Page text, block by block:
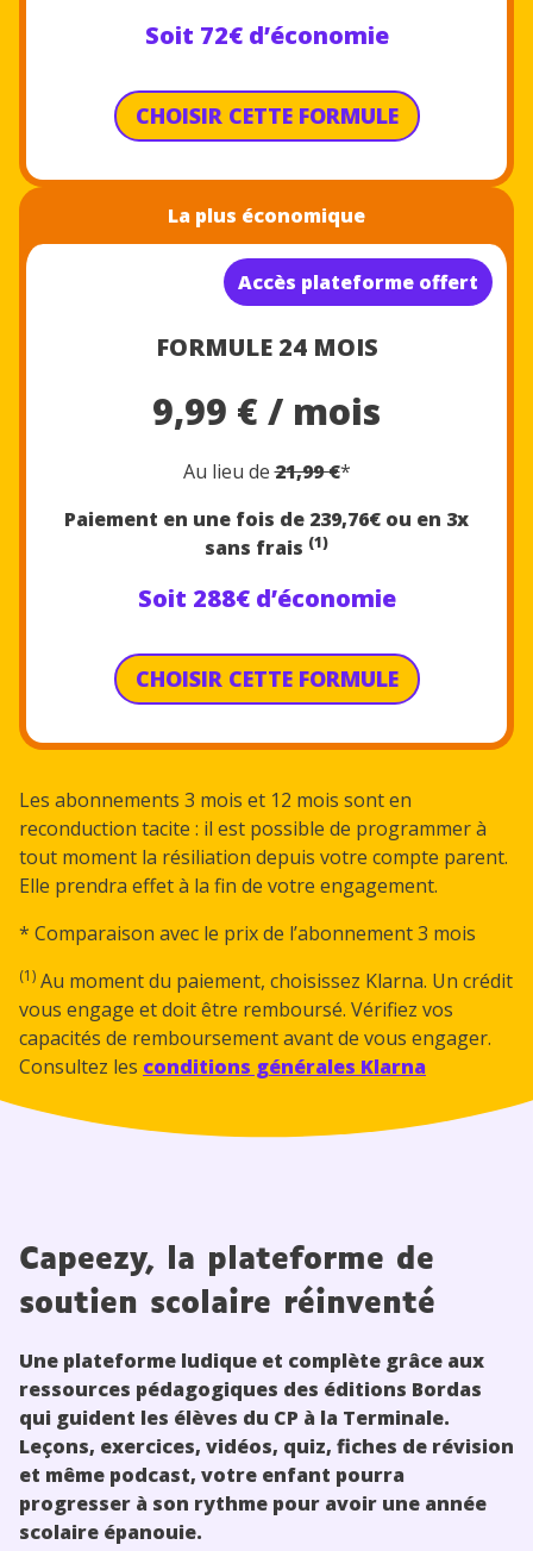
Soit 72€ d’économie
CHOISIR CETTE FORMULE
La plus économique
Accès plateforme offert
FORMULE 24 MOIS
9,99 € / mois
Au lieu de21,99 €*
Paiement en une fois de 239,76€ ou en 3x
sans frais (1)
Soit 288€ d’économie
CHOISIR CETTE FORMULE
Les abonnements 3 mois et 12 mois sont en
reconduction tacite : il est possible de programmer à
tout moment la résiliation depuis votre compte parent.
Elle prendra effet à la fin de votre engagement.
* Comparaison avec le prix de l’abonnement 3 mois
(1) Au moment du paiement, choisissez Klarna. Un crédit
vous engage et doit être remboursé. Vérifiez vos
capacités de remboursement avant de vous engager.
Consultez les conditions générales Klarna
Capeezy, la plateforme de
soutien scolaire réinventé
Une plateforme ludique et complète grâce aux
ressources pédagogiques des éditions Bordas
qui guident les élèves du CP à la Terminale.
Leçons, exercices, vidéos, quiz, fiches de révision
et même podcast, votre enfant pourra
progresser à son rythme pour avoir une année
scolaire épanouie.